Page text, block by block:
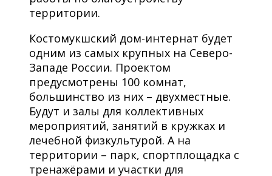
территории.
Костомукшский дом-интернат будет
одним из самых крупных на Северо-
Западе России. Проектом
предусмотрены 100 комнат,
большинство из них – двухместные.
Будут и залы для коллективных
мероприятий, занятий в кружках и
лечебной физкультурой. А на
территории – парк, спортплощадка с
тренажёрами и участки для